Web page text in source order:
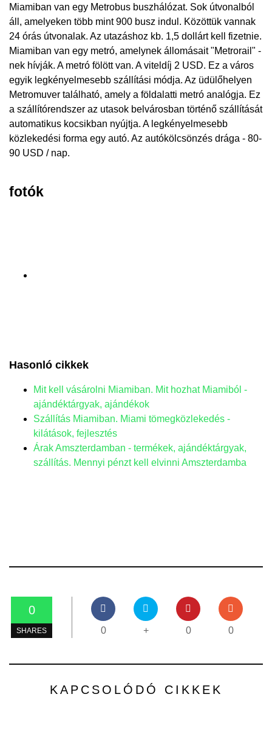
Miamiban van egy Metrobus buszhálózat. Sok útvonalból
áll, amelyeken több mint 900 busz indul. Közöttük vannak
24 órás útvonalak. Az utazáshoz kb. 1,5 dollárt kell fizetnie.
Miamiban van egy metró, amelynek állomásait "Metrorail" -
nek hívják. A metró fölött van. A viteldíj 2 USD. Ez a város
egyik legkényelmesebb szállítási módja. Az üdülőhelyen
Metromuver található, amely a földalatti metró analógja. Ez
a szállítórendszer az utasok belvárosban történő szállítását
automatikus kocsikban nyújtja. A legkényelmesebb
közlekedési forma egy autó. Az autókölcsönzés drága - 80-
90 USD / nap.
fotók
Hasonló cikkek
Mit kell vásárolni Miamiban. Mit hozhat Miamiból -
ajándéktárgyak, ajándékok
Szállítás Miamiban. Miami tömegközlekedés -
kilátások, fejlesztés
Árak Amszterdamban - termékek, ajándéktárgyak,
szállítás. Mennyi pénzt kell elvinni Amszterdamba
0
SHARES 0 + 0 0
KAPCSOLÓDÓ CIKKEK